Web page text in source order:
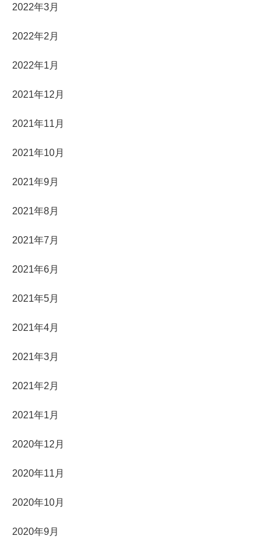
2022年3月
2022年2月
2022年1月
2021年12月
2021年11月
2021年10月
2021年9月
2021年8月
2021年7月
2021年6月
2021年5月
2021年4月
2021年3月
2021年2月
2021年1月
2020年12月
2020年11月
2020年10月
2020年9月